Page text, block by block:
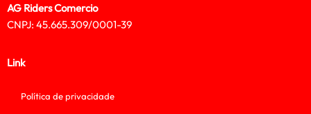
AG Riders Comercio
CNPJ: 45.665.309/0001-39
Link
Política de privacidade